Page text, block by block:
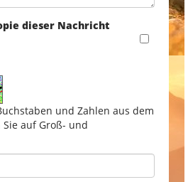
dieser Nachricht
und Zahlen aus dem
auf Groß- und